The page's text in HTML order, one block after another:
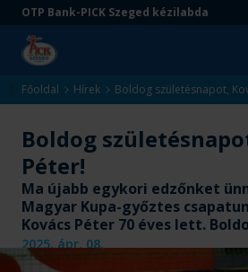
Ugrás
tartalomra
Ugrás
aljára
OTP Bank-PICK Szeged kézilabda
Kezdőlap
Főoldal Hírek Boldog születésnapot,
Boldog
Péter!
Ma újabb egykori edzőnket
Magyar Kupa-győztes
Kovács Péter 70 éves lett.
2025. ápr. 08.